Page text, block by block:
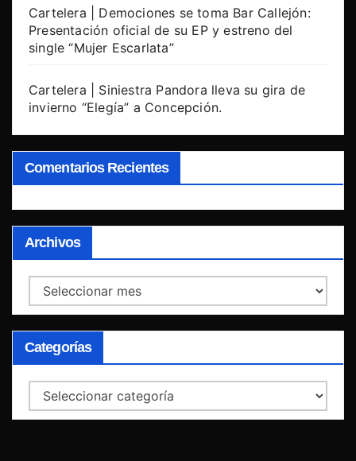
Cartelera | Demociones se toma Bar Callejón:
Presentación oficial de su EP y estreno del
single “Mujer Escarlata”
Cartelera | Siniestra Pandora lleva su gira de
invierno “Elegía” a Concepción.
Comentarios Recientes
Archivos
Archivos
Categorías
Categorías